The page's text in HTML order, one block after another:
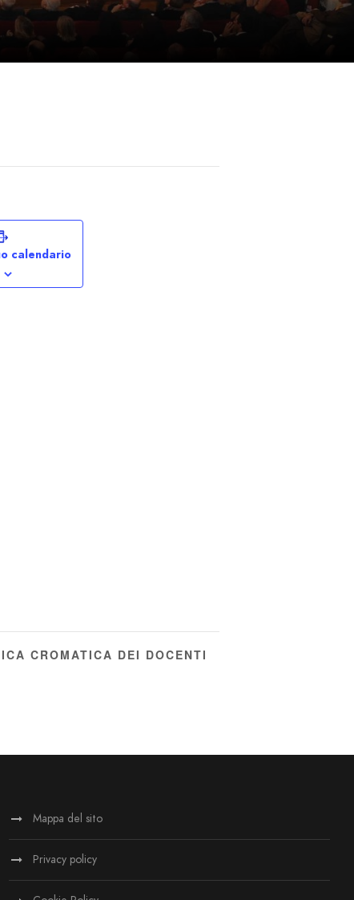
calendario
CROMATICA DEI DOCENTI
Mappa del sito
Privacy policy